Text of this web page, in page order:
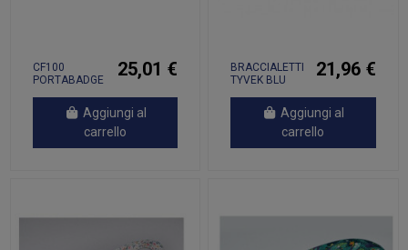
CF100
PORTABADGE
25,01 €
Aggiungi al
carrello
BRACCIALETTI
TYVEK BLU
21,96 €
Aggiungi al
carrello